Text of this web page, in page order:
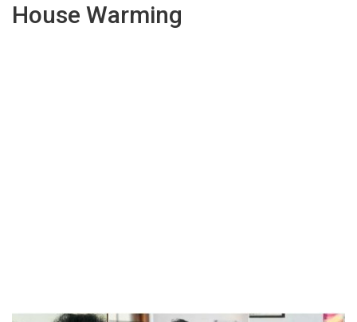
House Warming